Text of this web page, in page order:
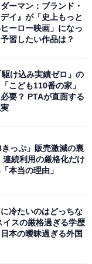
ダーマン：ブランド・
イ』が「史上もっと
ーロー映画」になっ
習したい作品は？
け込み実績ゼロ」の
こども110番の家」
要？ PTAが直面する
きっぷ」販売激減の裏
連続利用の厳格化だけ
本当の理由」
に冷たいのはどっちな
イスの厳格過ぎる学歴
本の曖昧過ぎる外国